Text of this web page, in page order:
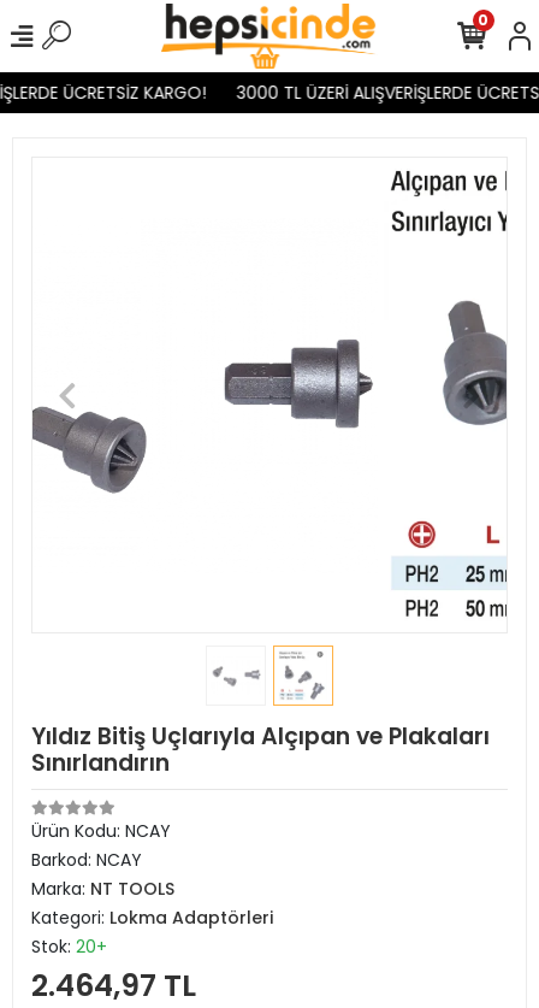
ÜCRETSİZ KARGO! 3000 TL ÜZERİ ALIŞVERİŞLERDE
0
Yıldız Bitiş Uçlarıyla Alçıpan ve Plakaları
Sınırlandırın
Ürün Kodu: NCAY
Barkod: NCAY
Marka: NT TOOLS
Kategori: Lokma Adaptörleri
Stok: 20+
2.464,97 TL